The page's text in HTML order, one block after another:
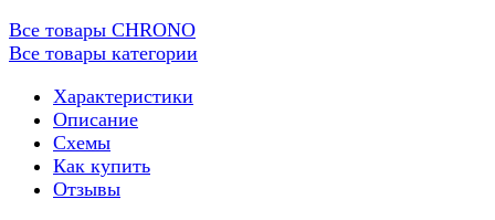
Все товары CHRONO
Все товары категории
Характеристики
Описание
Схемы
Как купить
Отзывы